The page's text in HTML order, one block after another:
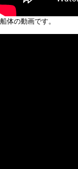
船体の動画です。